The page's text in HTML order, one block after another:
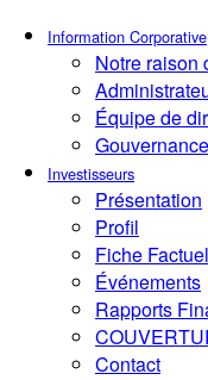
Information Corporative
Notre raison
Équipe de
Gouvernance
Investisseurs
Présentation
Profil
Fiche
Événements
Rapports
Contact